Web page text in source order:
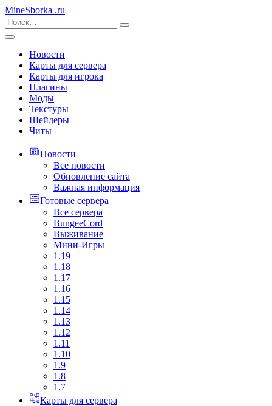
MineSborka .ru
Новости
Карты для сервера
Карты для игрока
Плагины
Моды
Текстуры
Шейдеры
Читы
Новости
Все новости
Обновление сайта
Важная информация
Готовые сервера
Все сервера
BungeeCord
Выживание
Мини-Игры
1.19
1.18
1.17
1.16
1.15
1.14
1.13
1.12
1.11
1.10
1.9
1.8
1.7
Карты для сервера